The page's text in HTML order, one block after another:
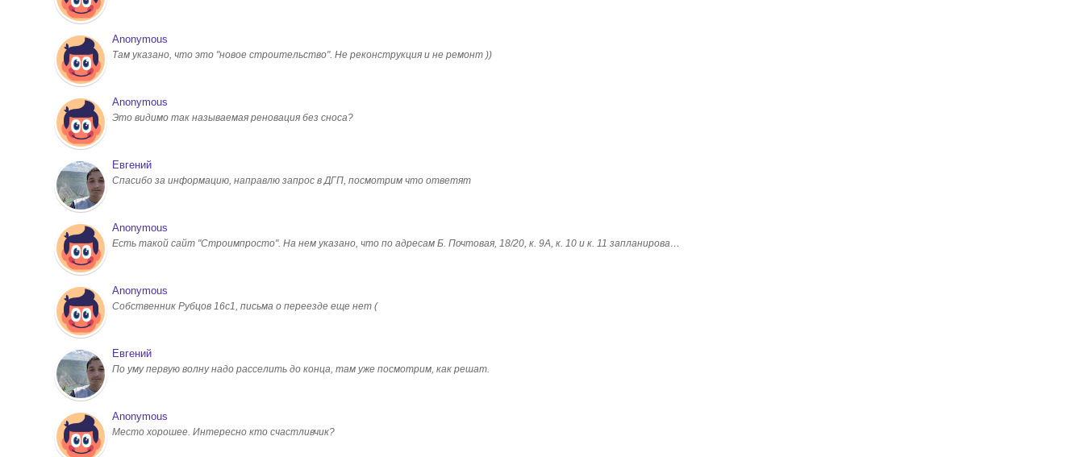
Anonymous
Там указано, что это "новое строительство". Не реконструкция и не ремонт ))
Anonymous
Это видимо так называемая реновация без сноса?
Евгений
Спасибо за информацию, направлю запрос в ДГП, посмотрим что ответят
Anonymous
Есть такой сайт "Строимпросто". На нем указано, что по адресам Б. Почтовая, 18/20, к. 9А, к. 10 и к. 11 запланирова…
Anonymous
Собственник Рубцов 16с1, письма о переезде еще нет (
Евгений
По уму первую волну надо расселить до конца, там уже посмотрим, как решат.
Anonymous
Место хорошее. Интересно кто счастливчик?